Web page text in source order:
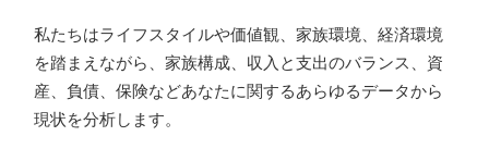
私たちはライフスタイルや価値観、家族環境、経済環境
を踏まえながら、家族構成、収入と支出のバランス、資
産、負債、保険などあなたに関するあらゆるデータから
現状を分析します。